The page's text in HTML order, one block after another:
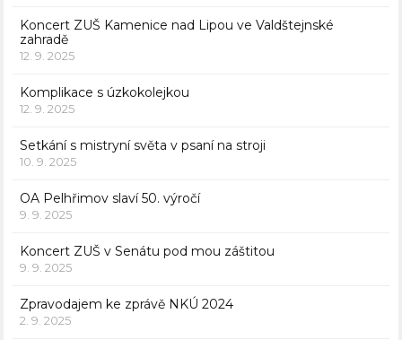
Koncert ZUŠ Kamenice nad Lipou ve Valdštejnské
zahradě
12. 9. 2025
Komplikace s úzkokolejkou
12. 9. 2025
Setkání s mistryní světa v psaní na stroji
10. 9. 2025
OA Pelhřimov slaví 50. výročí
9. 9. 2025
Koncert ZUŠ v Senátu pod mou záštitou
9. 9. 2025
Zpravodajem ke zprávě NKÚ 2024
2. 9. 2025